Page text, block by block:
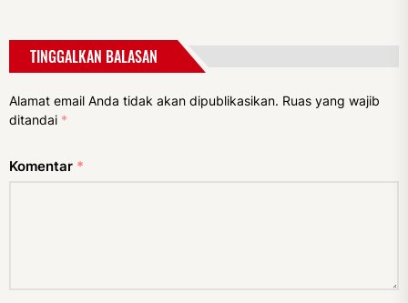
TINGGALKAN BALASAN
Alamat email Anda tidak akan dipublikasikan. Ruas yang wajib
ditandai *
Komentar *